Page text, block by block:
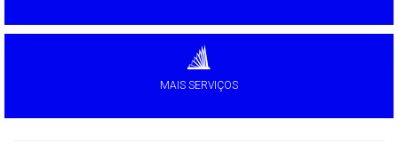
MAIS SERVIÇOS